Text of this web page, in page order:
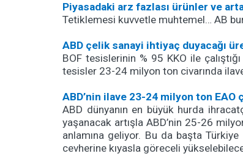
Piyasadaki arz fazlası ürünler ve
Tetiklemesi kuvvetle muhtemel… AB
ABD çelik sanayi ihtiyaç duyacağı
BOF tesislerinin % 95 KKO ile çalıştığı
tesisler 23-24 milyon ton civarında
ABD’nin ilave 23-24 milyon ton
ABD dünyanın en büyük hurda
yaşanacak artışla ABD’nin 25-26
anlamına geliyor. Bu da başta
cevherine kıyasla göreceli